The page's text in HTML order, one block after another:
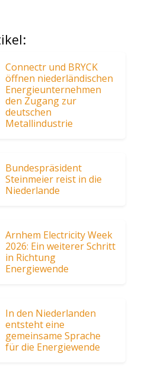
Connectr und BRYCK
öffnen niederländischen
Energieunternehmen
den Zugang zur
deutschen
Metallindustrie
Bundespräsident
Steinmeier reist in die
Niederlande
Arnhem Electricity Week
2026: Ein weiterer Schritt
in Richtung
Energiewende
In den Niederlanden
entsteht eine
gemeinsame Sprache
für die Energiewende